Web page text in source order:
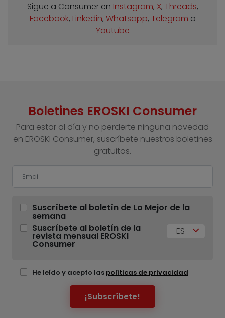
Sigue a Consumer en Instagram, X, Threads,
Facebook, Linkedin, Whatsapp, Telegram o
Youtube
Boletines EROSKI Consumer
Para estar al día y no perderte ninguna novedad
en EROSKI Consumer, suscríbete nuestros boletines
gratuitos.
Suscríbete al boletín de Lo Mejor de la
semana
Suscríbete al boletín de la
revista mensual EROSKI
Consumer
ES
He leído y acepto las políticas de privacidad
¡Subscríbete!